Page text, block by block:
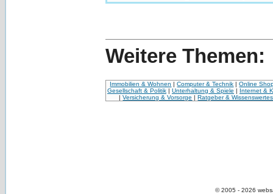
Weitere Themen:
Immobilien & Wohnen |Computer & Technik |Online
Gesellschaft & Politik | Unterhaltung & Spiele | Internet &
|Versicherung & Vorsorge |Ratgeber & Wissenswertes
© 2005 - 2026